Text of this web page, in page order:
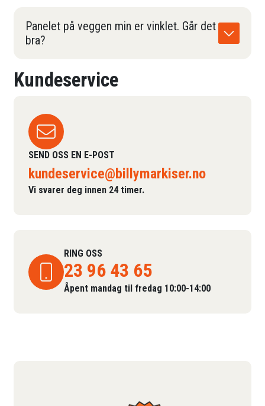
Panelet på veggen min er vinklet. Går det
bra?
Kundeservice
SEND OSS EN E-POST
kundeservice@billymarkiser.no
Vi svarer deg innen 24 timer.
RING OSS
23 96 43 65
Åpent mandag til fredag 10:00-14:00